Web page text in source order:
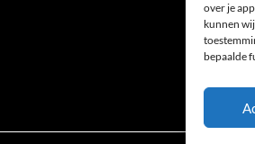
over je
kunnen
bepaalde